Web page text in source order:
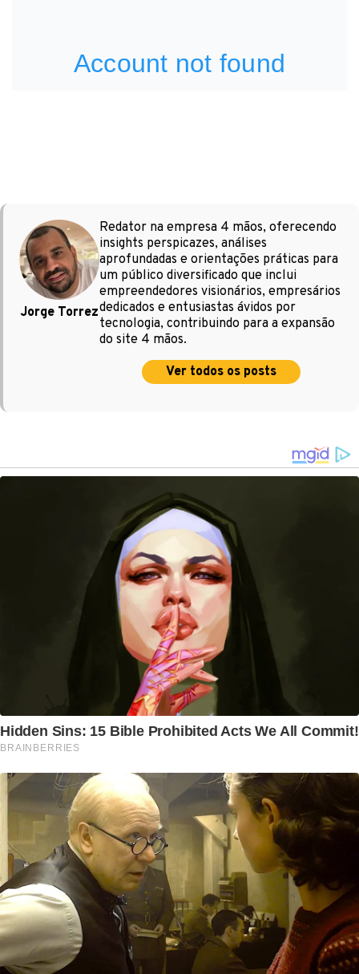
Jorge Torrez
Redator na empresa 4 mãos, oferecendo
insights perspicazes, análises
aprofundadas e orientações práticas para
um público diversificado que inclui
empreendedores visionários, empresários
dedicados e entusiastas ávidos por
tecnologia, contribuindo para a expansão
do site 4 mãos.
Ver todos os posts